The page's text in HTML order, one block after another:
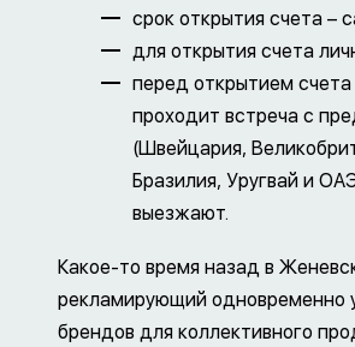
срок открытия счета –
для открытия счета
перед открытием
проходит встреча с
(Швейцария,
Бразилия, Уругвай и
выезжают.
Какое-то время назад в
рекламирующий одновременно
брендов для коллективного